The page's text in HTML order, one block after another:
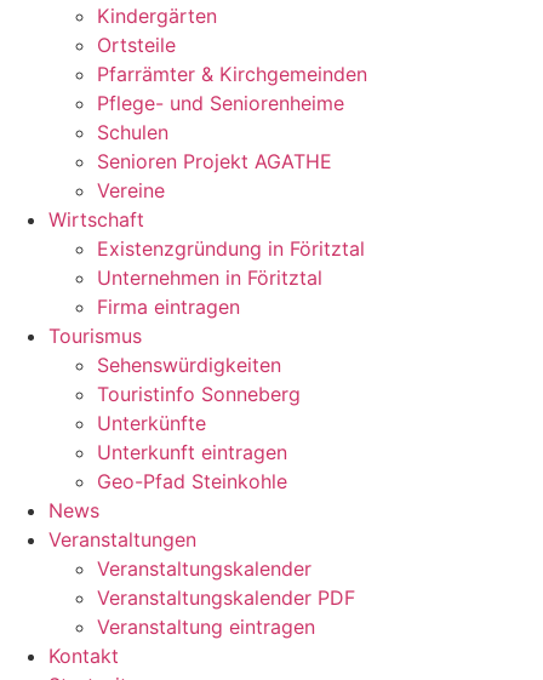
Kindergärten
Ortsteile
Pfarrämter & Kirchgemeinden
Pflege- und Seniorenheime
Schulen
Senioren Projekt AGATHE
Vereine
Wirtschaft
Existenzgründung in Föritztal
Unternehmen in Föritztal
Firma eintragen
Tourismus
Sehenswürdigkeiten
Touristinfo Sonneberg
Unterkünfte
Unterkunft eintragen
Geo-Pfad Steinkohle
News
Veranstaltungen
Veranstaltungskalender
Veranstaltungskalender PDF
Veranstaltung eintragen
Kontakt